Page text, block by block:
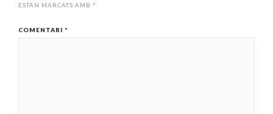
ESTAN MARCATS AMB *
COMENTARI *